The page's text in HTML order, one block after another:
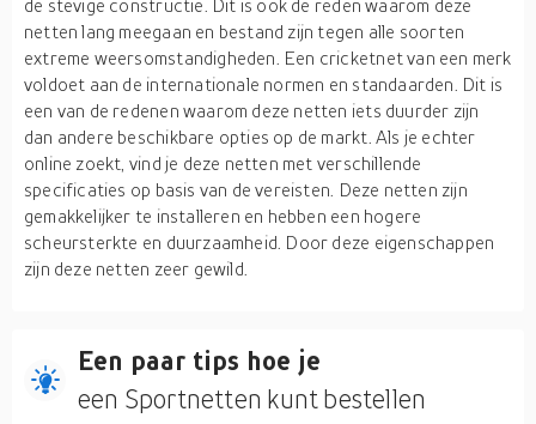
de stevige constructie. Dit is ook de reden waarom deze
netten lang meegaan en bestand zijn tegen alle soorten
extreme weersomstandigheden. Een cricketnet van een merk
voldoet aan de internationale normen en standaarden. Dit is
een van de redenen waarom deze netten iets duurder zijn
dan andere beschikbare opties op de markt. Als je echter
online zoekt, vind je deze netten met verschillende
specificaties op basis van de vereisten. Deze netten zijn
gemakkelijker te installeren en hebben een hogere
scheursterkte en duurzaamheid. Door deze eigenschappen
zijn deze netten zeer gewild.
Een paar tips hoe je
een Sportnetten kunt bestellen